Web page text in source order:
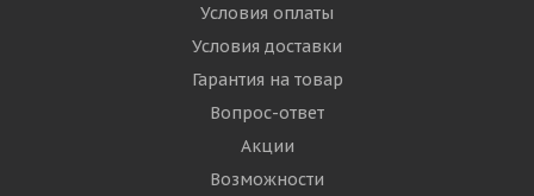
Условия оплаты
Условия доставки
Гарантия на товар
Вопрос-ответ
Акции
Возможности